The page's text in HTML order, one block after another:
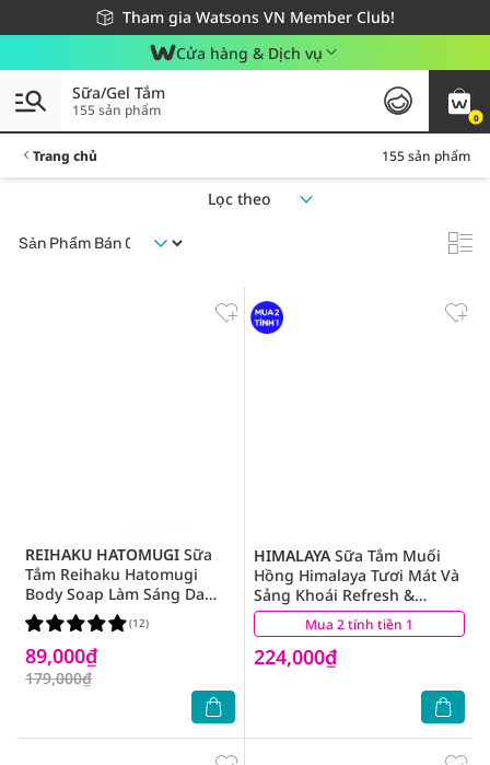
Tham gia Watsons VN Member Club!
Miễn phí giao hàng cho đơn hàng từ 249,000Đ
Giao hàng nhanh 24h - Áp dụng khu vực TP. Hồ Chí Minh
Cửa hàng & Dịch vụ
0
Sữa/Gel Tắm
155 sản phẩm
Trang chủ 155 sản phẩm
Lọc theo
REIHAKU HATOMUGI Sữa
Tắm Reihaku Hatomugi
Body Soap Làm Sáng Da
800ml
89,000₫
179,000₫
(12) Mua 2 tính tiền 1
HIMALAYASữa Tắm Muối
Hồng Himalaya Tươi Mát Và
Sảng Khoái Refresh &
Clarify 800g
224,000₫
(7)